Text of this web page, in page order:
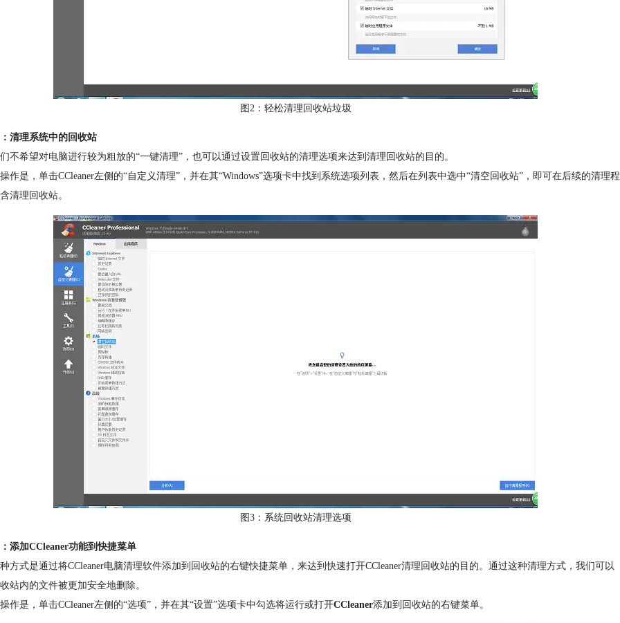
图2：轻松清理回收站垃圾
清理系统中的回收站
不希望对电脑进行较为粗放的“一键清理”，也可以通过设置回收站的清理选项来达到清理回收站的目的。
作是，单击CCleaner左侧的“自定义清理”，并在其“Windows”选项卡中找到系统选项列表，然后在列表中选中“清空回收站”，即可在后续的清理程
清理回收站。
图3：系统回收站清理选项
添加CCleaner功能到快捷菜单
方式是通过将CCleaner电脑清理软件添加到回收站的右键快捷菜单，来达到快速打开CCleaner清理回收站的目的。通过这种清理方式，我们可以
站内的文件被更加安全地删除。
作是，单击CCleaner左侧的“选项”，并在其“设置”选项卡中勾选将运行或打开CCleaner添加到回收站的右键菜单。